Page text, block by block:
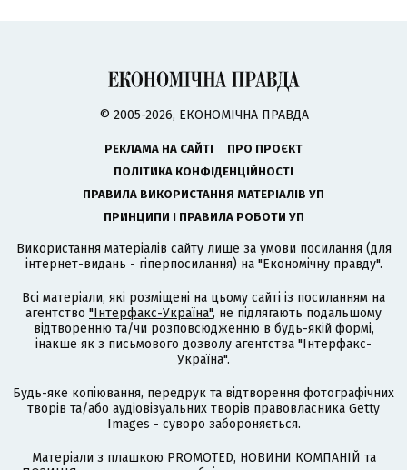
© 2005-2026, ЕКОНОМІЧНА ПРАВДА
РЕКЛАМА НА САЙТІ
ПРО ПРОЄКТ
ПОЛІТИКА КОНФІДЕНЦІЙНОСТІ
ПРАВИЛА ВИКОРИСТАННЯ МАТЕРІАЛІВ УП
ПРИНЦИПИ І ПРАВИЛА РОБОТИ УП
Використання матеріалів сайту лише за умови посилання (для
інтернет-видань - гіперпосилання) на "Економічну правду".
Всі матеріали, які розміщені на цьому сайті із посиланням на
агентство "Інтерфакс-Україна", не підлягають подальшому
відтворенню та/чи розповсюдженню в будь-якій формі,
інакше як з письмового дозволу агентства "Інтерфакс-
Україна".
Будь-яке копіювання, передрук та відтворення фотографічних
творів та/або аудіовізуальних творів правовласника Getty
Images - суворо забороняється.
Матеріали з плашкою PROMOTED, НОВИНИ КОМПАНІЙ та